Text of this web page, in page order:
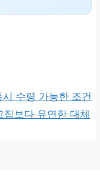
수령 가능한 조건
보다 유연한 대체